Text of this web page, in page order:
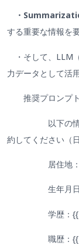
・
する重要な情報を
・そして、LLM
力データとして活
推奨プロンプト
以下の情報を
約してください（
居住地：{{
生年月日：{{
学歴：{{
職歴：{{